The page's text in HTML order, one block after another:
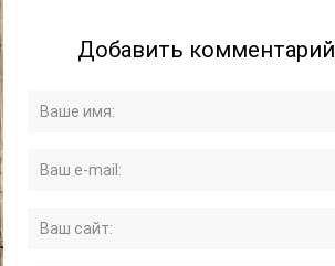
Добавить комментарий